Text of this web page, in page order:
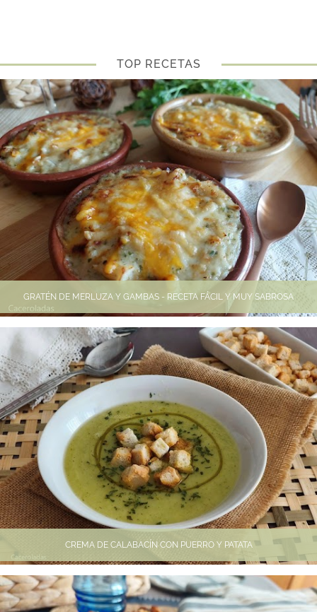
TOP RECETAS
GRATÉN DE MERLUZA Y GAMBAS - RECETA FÁCIL Y MUY SABROSA
CREMA DE CALABACÍN CON PUERRO Y PATATA